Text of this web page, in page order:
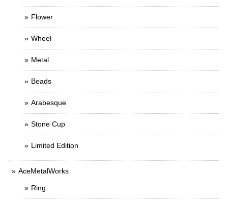
Flower
Wheel
Metal
Beads
Arabesque
Stone Cup
Limited Edition
AceMetalWorks
Ring